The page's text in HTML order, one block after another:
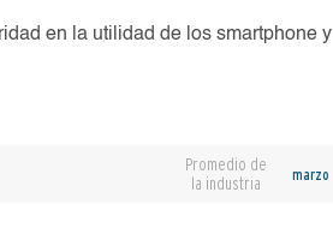
en la utilidad de los smartphone y
Promedio de
la industria
marzo